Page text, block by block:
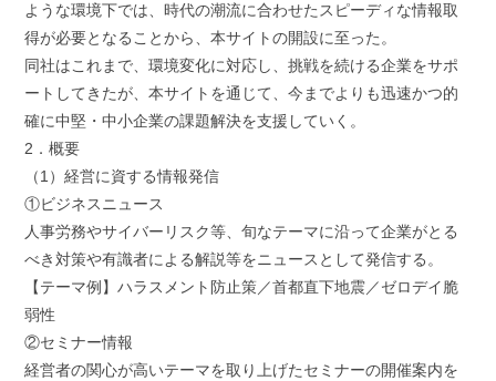
ような環境下では、時代の潮流に合わせたスピーディな情報取
得が必要となることから、本サイトの開設に至った。
同社はこれまで、環境変化に対応し、挑戦を続ける企業をサポ
ートしてきたが、本サイトを通じて、今までよりも迅速かつ的
確に中堅・中小企業の課題解決を支援していく。
2．概要
（1）経営に資する情報発信
①ビジネスニュース
人事労務やサイバーリスク等、旬なテーマに沿って企業がとる
べき対策や有識者による解説等をニュースとして発信する。
【テーマ例】ハラスメント防止策／首都直下地震／ゼロデイ脆
弱性
②セミナー情報
経営者の関心が高いテーマを取り上げたセミナーの開催案内を